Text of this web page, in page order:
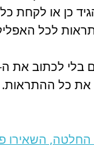
את כל ההתראות.
השאירו